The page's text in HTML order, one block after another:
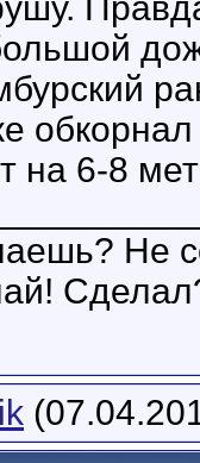
на 6-8
Не